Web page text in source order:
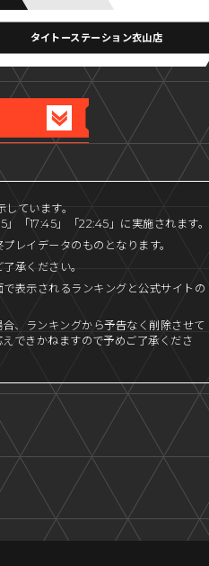
タイトーステーション衣山店
ています。
「17:45」「22:45」に実施されます。
レイデータのものとなります。
承ください。
表示されるランキングと公式サイトの
、ランキングから予告なく削除させて
できかねますので予めご了承くださ